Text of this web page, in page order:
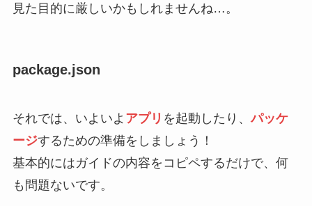
見た目的に厳しいかもしれませんね…。
package.json
それでは、いよいよ アプリ を起動したり、パッケ
ージするための準備をしましょう！
基本的にはガイドの内容をコピペするだけで、何
も問題ないです。